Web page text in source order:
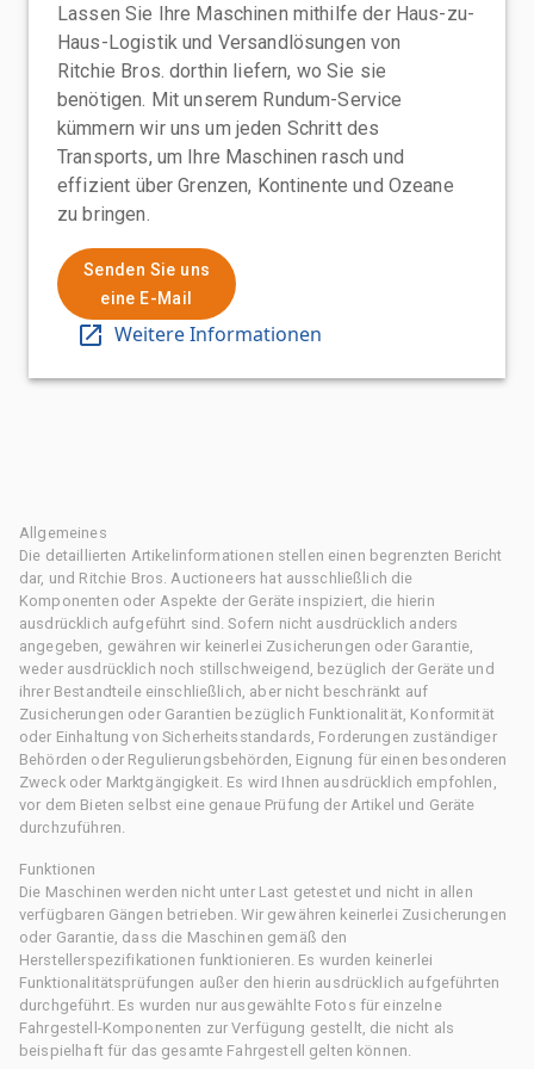
Lassen Sie Ihre Maschinen mithilfe der Haus-zu-
Haus-Logistik und Versandlösungen von
Ritchie Bros. dorthin liefern, wo Sie sie
benötigen. Mit unserem Rundum-Service
kümmern wir uns um jeden Schritt des
Transports, um Ihre Maschinen rasch und
effizient über Grenzen, Kontinente und Ozeane
zu bringen.
Senden Sie uns
eine E-Mail
Weitere Informationen
Allgemeines
Die detaillierten Artikelinformationen stellen einen begrenzten Bericht
dar, und Ritchie Bros. Auctioneers hat ausschließlich die
Komponenten oder Aspekte der Geräte inspiziert, die hierin
ausdrücklich aufgeführt sind. Sofern nicht ausdrücklich anders
angegeben, gewähren wir keinerlei Zusicherungen oder Garantie,
weder ausdrücklich noch stillschweigend, bezüglich der Geräte und
ihrer Bestandteile einschließlich, aber nicht beschränkt auf
Zusicherungen oder Garantien bezüglich Funktionalität, Konformität
oder Einhaltung von Sicherheitsstandards, Forderungen zuständiger
Behörden oder Regulierungsbehörden, Eignung für einen besonderen
Zweck oder Marktgängigkeit. Es wird Ihnen ausdrücklich empfohlen,
vor dem Bieten selbst eine genaue Prüfung der Artikel und Geräte
durchzuführen.
Funktionen
Die Maschinen werden nicht unter Last getestet und nicht in allen
verfügbaren Gängen betrieben. Wir gewähren keinerlei Zusicherungen
oder Garantie, dass die Maschinen gemäß den
Herstellerspezifikationen funktionieren. Es wurden keinerlei
Funktionalitätsprüfungen außer den hierin ausdrücklich aufgeführten
durchgeführt. Es wurden nur ausgewählte Fotos für einzelne
Fahrgestell-Komponenten zur Verfügung gestellt, die nicht als
beispielhaft für das gesamte Fahrgestell gelten können.